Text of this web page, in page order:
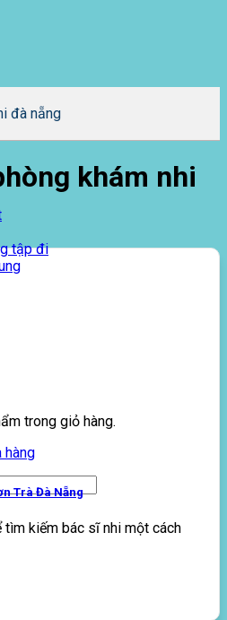
tập đi
trong giỏ hàng.
hàng
đà nẵng
khám nhi
Trà Đà Nẵng
tìm kiếm bác sĩ nhi một cách